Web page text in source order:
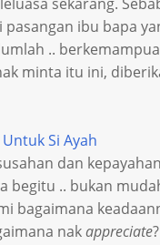
ibu bapa
..
minta itu ini,
Si Ayah
dan
begitu .. bukan
bagaimana
nakappreciate?